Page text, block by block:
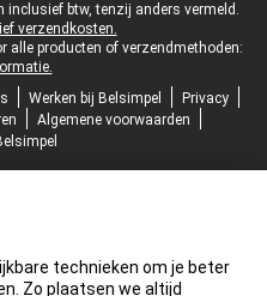
inclusief btw, tenzij anders vermeld.
verzendkosten.
alle producten of verzendmethoden:
Werken bij Belsimpel
Privacy
Algemene voorwaarden
technieken om je beter
Zo plaatsen we altijd